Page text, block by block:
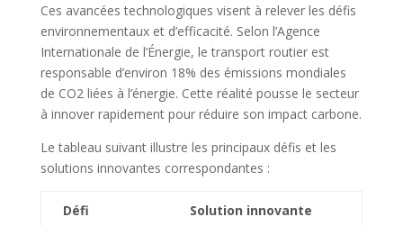
Ces avancées technologiques visent à relever les défis
environnementaux et d’efficacité. Selon l’Agence
Internationale de l’Énergie, le transport routier est
responsable d’environ 18% des émissions mondiales
de CO2 liées à l’énergie. Cette réalité pousse le secteur
à innover rapidement pour réduire son impact carbone.
Le tableau suivant illustre les principaux défis et les
solutions innovantes correspondantes :
Défi Solution innovante